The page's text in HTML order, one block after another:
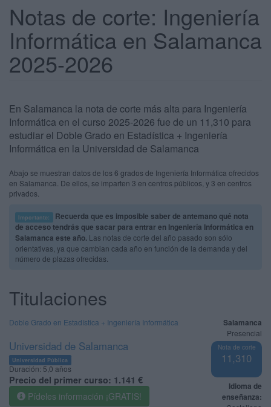
Notas de corte: Ingeniería
Informática en Salamanca
2025-2026
En Salamanca la nota de corte más alta para Ingeniería
Informática en el curso 2025-2026 fue de un 11,310 para
estudiar el Doble Grado en Estadística + Ingeniería
Informática en la Universidad de Salamanca
Abajo se muestran datos de los 6 grados de Ingeniería Informática ofrecidos
en Salamanca. De ellos, se imparten 3 en centros públicos, y 3 en centros
privados.
Importante:
Recuerda que es imposible saber de antemano qué nota
de acceso tendrás que sacar para entrar en Ingeniería Informática en
Salamanca este año. Las notas de corte del año pasado son sólo
orientativas, ya que cambian cada año en función de la demanda y del
número de plazas ofrecidas.
Titulaciones
Salamanca
Presencial
Nota de corte
11,310
Idioma de
enseñanza:
Doble Grado en Estadística + Ingeniería Informática
Universidad de Salamanca
Universidad Pública
Duración:5,0 años
Precio del primer curso: 1.141 €
Pídeles información ¡GRATIS!